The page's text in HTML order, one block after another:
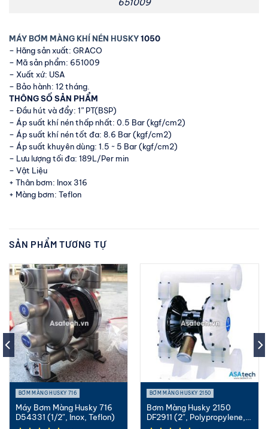
651009
MÁY BƠM MÀNG KHÍ NÉN HUSKY1050
– Hãng sản xuất: GRACO
– Mã sản phẩm: 651009
– Xuất xứ: USA
– Bảo hành: 12 tháng.
THÔNG SỐ SẢN PHẨM
– Đầu hút và đẩy: 1” PT(BSP)
– Áp suất khí nén thấp nhất: 0.5 Bar (kgf/cm2)
– Áp suất khí nén tốt đa: 8.6 Bar (kgf/cm2)
– Áp suất khuyên dùng: 1.5 ~ 5 Bar (kgf/cm2)
– Lưu lượng tối đa: 189L/Per min
– Vật Liệu
+ Thân bơm: Inox 316
+ Màng bơm: Teflon
SẢN PHẨM TƯƠNG TỰ
BƠM MÀNG HUSKY 716
Máy Bơm Màng Husky 716
D54331 (1/2″, Inox, Teflon)
BƠM MÀNG HUSKY 2150
Bơm Màng Husky 2150
DF2911 (2″, Polypropylene,
Teflon)